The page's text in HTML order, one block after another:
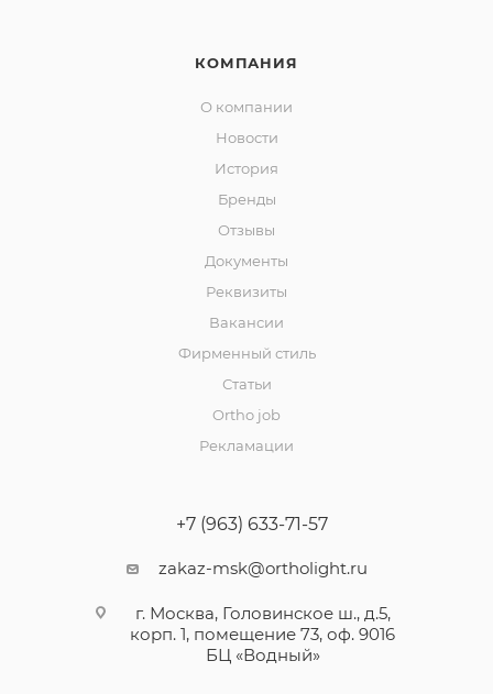
КОМПАНИЯ
О компании
Новости
История
Бренды
Отзывы
Документы
Реквизиты
Вакансии
Фирменный стиль
Статьи
Ortho job
Рекламации
+7 (963) 633-71-57
zakaz-msk@ortholight.ru
г. Москва, Головинское ш., д.5,
корп. 1, помещение 73, оф. 9016
БЦ «Водный»